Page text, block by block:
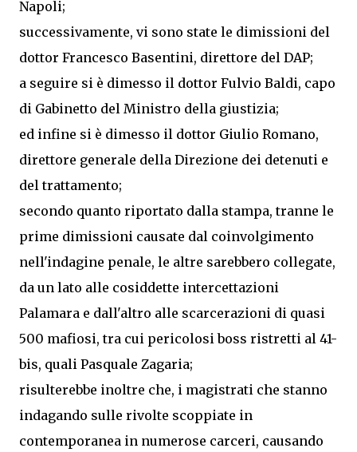
Napoli;
successivamente, vi sono state le dimissioni del
dottor Francesco Basentini, direttore del DAP;
a seguire si è dimesso il dottor Fulvio Baldi, capo
di Gabinetto del Ministro della giustizia;
ed infine si è dimesso il dottor Giulio Romano,
direttore generale della Direzione dei detenuti e
del trattamento;
secondo quanto riportato dalla stampa, tranne le
prime dimissioni causate dal coinvolgimento
nell'indagine penale, le altre sarebbero collegate,
da un lato alle cosiddette intercettazioni
Palamara e dall'altro alle scarcerazioni di quasi
500 mafiosi, tra cui pericolosi boss ristretti al 41-
bis, quali Pasquale Zagaria;
risulterebbe inoltre che, i magistrati che stanno
indagando sulle rivolte scoppiate in
contemporanea in numerose carceri, causando